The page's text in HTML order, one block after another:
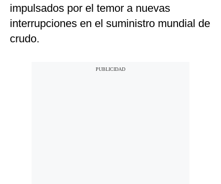
impulsados por el temor a nuevas
interrupciones en el suministro mundial de
crudo.